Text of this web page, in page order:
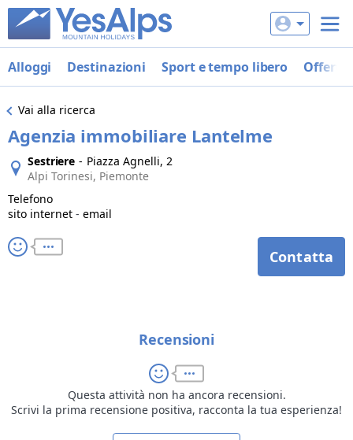
Alloggi Destinazioni Sport e tempo libero Offerte
Vai alla ricerca
Agenzia immobiliare Lantelme
Sestriere - Piazza Agnelli, 2
Alpi Torinesi, Piemonte
Telefono
sito internet - email
Contatta
Recensioni
Questa attività non ha ancora recensioni.
Scrivi la prima recensione positiva, racconta la tua esperienza!